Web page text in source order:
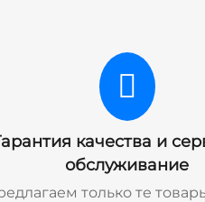
качества и
обслуживание
только те